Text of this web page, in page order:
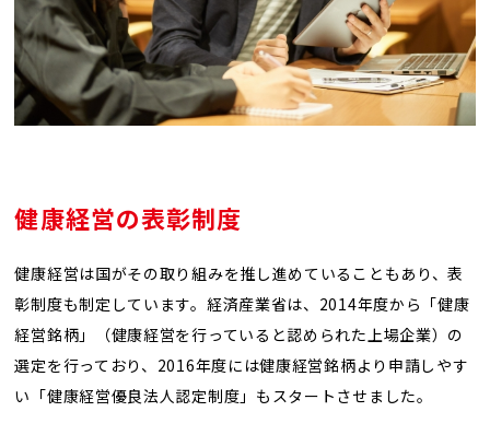
健康経営の表彰制度
健康経営は国がその取り組みを推し進めていることもあり、表
彰制度も制定しています。経済産業省は、2014年度から「健康
経営銘柄」（健康経営を行っていると認められた上場企業）の
選定を行っており、2016年度には健康経営銘柄より申請しやす
い「健康経営優良法人認定制度」もスタートさせました。